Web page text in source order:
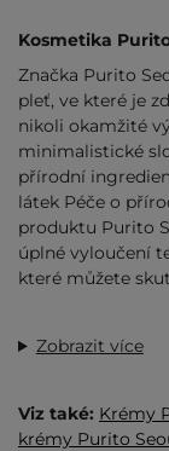
Kosmetika
Značka Purito
pleť, ve které je
nikoli okamžité
minimalistické
přírodní
látek Péče o
produktu Purito
úplné vyloučení
které můžete
Zobrazit více
Viz také: Krémy
krémy Purito